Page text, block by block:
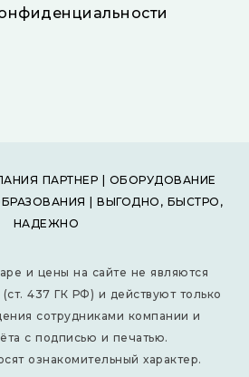
ПАРТНЕР | ОБОРУДОВАНИЕ
| ВЫГОДНО, БЫСТРО,
НАДЕЖНО
и цены на сайте не являются
437 ГК РФ) и действуют только
сотрудниками компании и
с подписью и печатью.
ознакомительный характер.